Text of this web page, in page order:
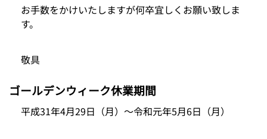
お手数をかけいたしますが何卒宜しくお願い致しま
す。
敬具
ゴールデンウィーク休業期間
平成31年4月29日（月）～令和元年5月6日（月）